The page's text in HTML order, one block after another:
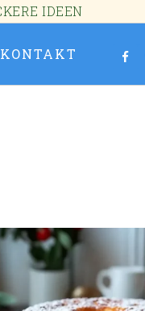
KONTAKT